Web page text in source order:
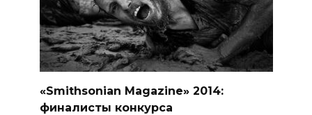
«Smithsonian Magazine» 2014:
финалисты конкурса